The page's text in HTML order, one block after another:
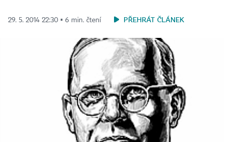
29. 5. 2014 22:30 ▪ 6 min. čtení PŘEHRÁT ČLÁNEK